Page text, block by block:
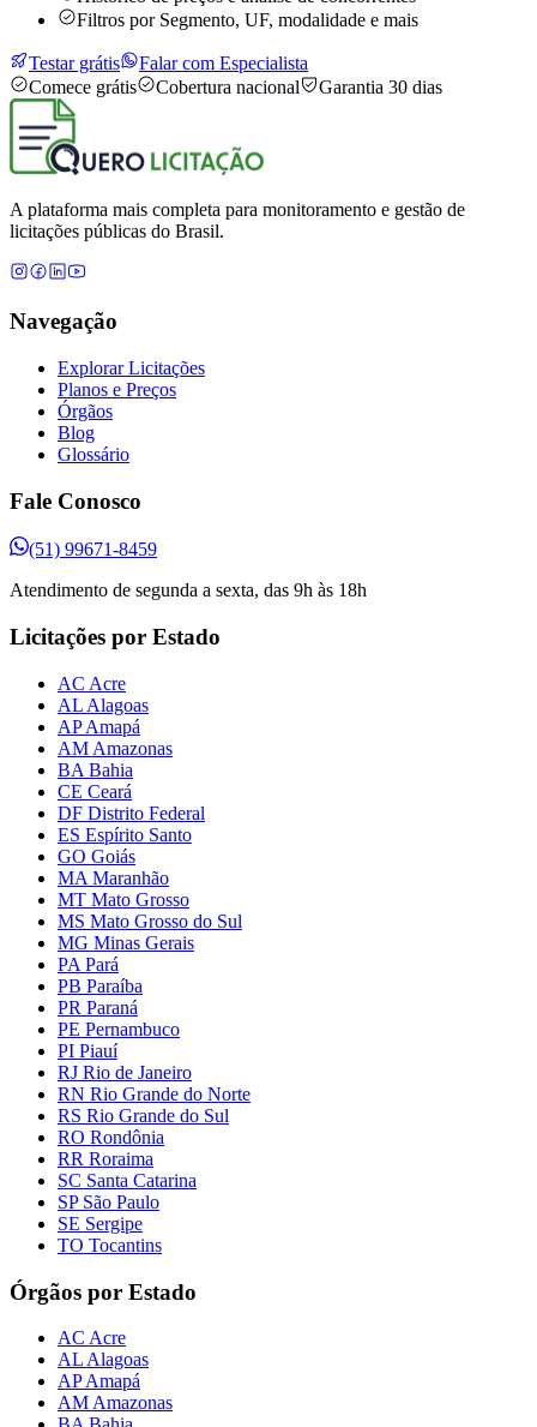
Filtros por Segmento, UF, modalidade e mais
Testar grátis
Falar com Especialista
Comece grátis
Cobertura nacional Garantia 30 dias
A plataforma mais completa para monitoramento e gestão de
licitações públicas do Brasil.
Navegação
Explorar Licitações
Planos e Preços
Órgãos
Blog
Glossário
Fale Conosco
(51) 99671-8459
Atendimento de segunda a sexta, das 9h às 18h
Licitações por Estado
AC Acre
AL Alagoas
AP Amapá
AM Amazonas
BA Bahia
CE Ceará
DF Distrito Federal
ES Espírito Santo
GO Goiás
MA Maranhão
MT Mato Grosso
MS Mato Grosso do Sul
MG Minas Gerais
PA Pará
PB Paraíba
PR Paraná
PE Pernambuco
PI Piauí
RJ Rio de Janeiro
RN Rio Grande do Norte
RS Rio Grande do Sul
RO Rondônia
RR Roraima
SC Santa Catarina
SP São Paulo
SE Sergipe
TO Tocantins
Órgãos por Estado
AC Acre
AL Alagoas
AP Amapá
AM Amazonas